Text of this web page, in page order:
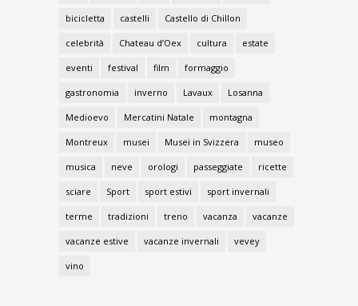
bicicletta castelli Castello di Chillon
celebrità Chateau d’Oex cultura estate
eventi festival film formaggio
gastronomia inverno Lavaux Losanna
Medioevo Mercatini Natale montagna
Montreux musei Musei in Svizzera museo
musica neve orologi passeggiate ricette
sciare Sport sport estivi sport invernali
terme tradizioni treno vacanza vacanze
vacanze estive vacanze invernali vevey
vino